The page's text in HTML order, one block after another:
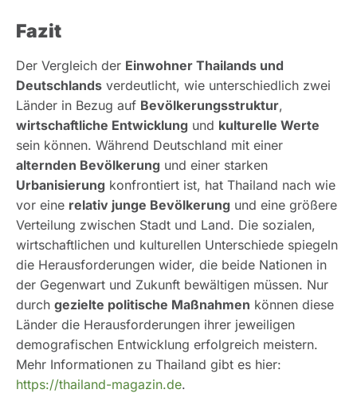
Fazit
Der Vergleich der Einwohner Thailands und
Deutschlands verdeutlicht, wie unterschiedlich zwei
Länder in Bezug auf Bevölkerungsstruktur,
wirtschaftliche Entwicklung und kulturelle Werte
sein können. Während Deutschland mit einer
alternden Bevölkerung und einer starken
Urbanisierung konfrontiert ist, hat Thailand nach wie
vor eine relativ junge Bevölkerung und eine größere
Verteilung zwischen Stadt und Land. Die sozialen,
wirtschaftlichen und kulturellen Unterschiede spiegeln
die Herausforderungen wider, die beide Nationen in
der Gegenwart und Zukunft bewältigen müssen. Nur
durch gezielte politische Maßnahmen können diese
Länder die Herausforderungen ihrer jeweiligen
demografischen Entwicklung erfolgreich meistern.
Mehr Informationen zu Thailand gibt es hier:
https://thailand-magazin.de.